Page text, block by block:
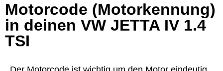
Motorcode (Motorkennung)
in deinen VW JETTA IV 1.4
TSI